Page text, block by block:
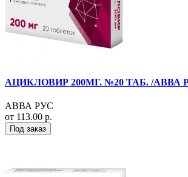
АЦИКЛОВИР 200МГ. №20 ТАБ. /АВВА
АВВА РУС
от 113.00 р.
Под заказ